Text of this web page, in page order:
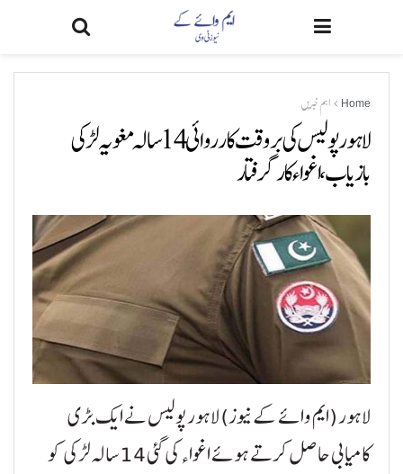
Home اہم خبریں
لاہور پولیس کی بروقت کارروائی 14 سالہ مغویہ لڑکی
بازیاب، اغواء کار گرفتار
لاہور (ایم وائے کے نیوز) لاہور پولیس نے ایک بڑی
کامیابی حاصل کرتے ہوئے اغواء کی گئی 14 سالہ لڑکی کو